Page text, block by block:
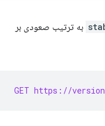
به ترتیب صعودی بر
GET https://